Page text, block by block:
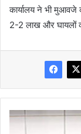
कार्यालय ने भी मुआवजे
2-2 लाख और घायलों